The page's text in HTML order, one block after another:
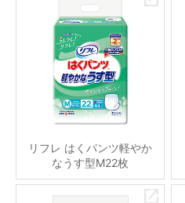
リフレ はくパンツ軽やか
なうす型M22枚